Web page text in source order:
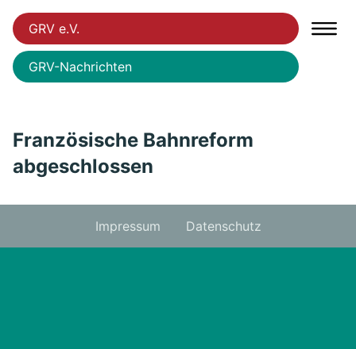
GRV e.V.
GRV-Nachrichten
Französische Bahnreform
abgeschlossen
Impressum Datenschutz